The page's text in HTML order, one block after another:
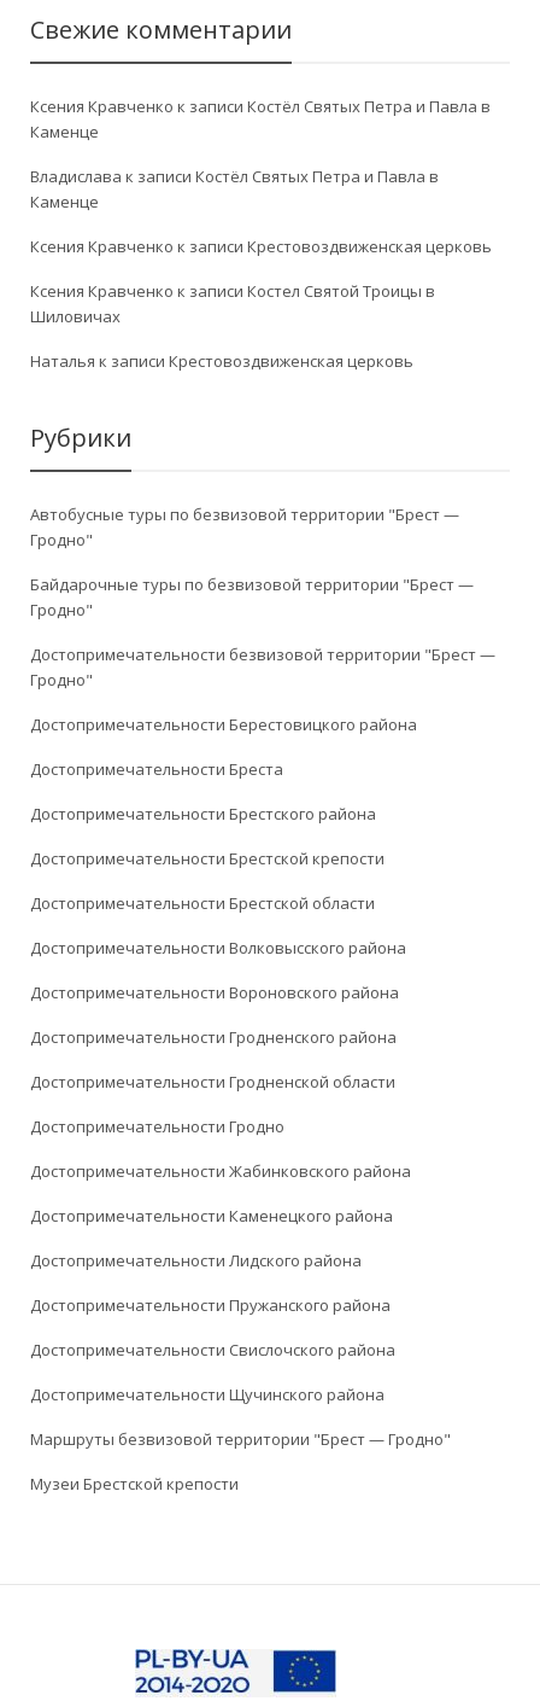
Свежие комментарии
Ксения Кравченко к записи Костёл Святых Петра и Павла в
Каменце
Владислава к записи Костёл Святых Петра и Павла в
Каменце
Ксения Кравченко к записи Крестовоздвиженская церковь
Ксения Кравченко к записи Костел Святой Троицы в
Шиловичах
Наталья к записи Крестовоздвиженская церковь
Рубрики
Автобусные туры по безвизовой территории "Брест —
Гродно"
Байдарочные туры по безвизовой территории "Брест —
Гродно"
Достопримечательности безвизовой территории "Брест —
Гродно"
Достопримечательности Берестовицкого района
Достопримечательности Бреста
Достопримечательности Брестского района
Достопримечательности Брестской крепости
Достопримечательности Брестской области
Достопримечательности Волковысского района
Достопримечательности Вороновского района
Достопримечательности Гродненского района
Достопримечательности Гродненской области
Достопримечательности Гродно
Достопримечательности Жабинковского района
Достопримечательности Каменецкого района
Достопримечательности Лидского района
Достопримечательности Пружанского района
Достопримечательности Свислочского района
Достопримечательности Щучинского района
Маршруты безвизовой территории "Брест — Гродно"
Музеи Брестской крепости